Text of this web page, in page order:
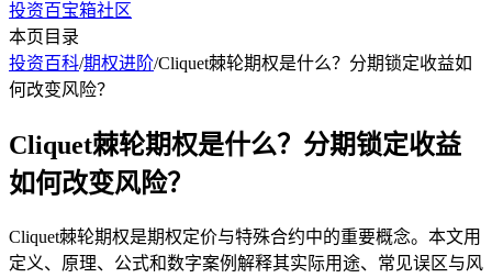
投资百宝箱社区
本页目录
投资百科/期权进阶/Cliquet棘轮期权是什么？分期锁定收益如
何改变风险？
Cliquet棘轮期权是什么？分期锁定收益
如何改变风险？
Cliquet棘轮期权是期权定价与特殊合约中的重要概念。本文用
定义、原理、公式和数字案例解释其实际用途、常见误区与风